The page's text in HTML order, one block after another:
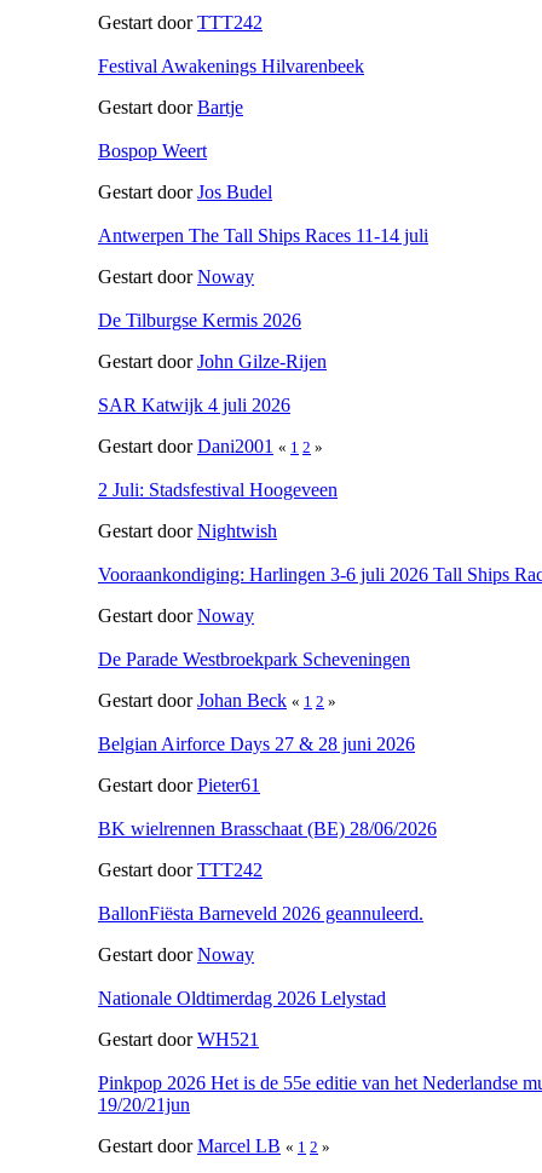
Gestart doorTTT242
Festival Awakenings Hilvarenbeek
Gestart doorBartje
Bospop Weert
Gestart doorJos Budel
Antwerpen The Tall Ships Races 11-14 juli
Gestart doorNoway
De Tilburgse Kermis 2026
Gestart doorJohn Gilze-Rijen
SAR Katwijk 4 juli 2026
Gestart doorDani2001 « 1 2 »
2 Juli: Stadsfestival Hoogeveen
Gestart doorNightwish
Vooraankondiging: Harlingen 3-6 juli 2026 Tall Ships
Gestart doorNoway
De Parade Westbroekpark Scheveningen
Gestart doorJohan Beck « 1 2 »
Belgian Airforce Days 27 & 28 juni 2026
Gestart doorPieter61
BK wielrennen Brasschaat (BE) 28/06/2026
Gestart doorTTT242
BallonFiësta Barneveld 2026 geannuleerd.
Gestart doorNoway
Nationale Oldtimerdag 2026 Lelystad
Gestart doorWH521
Pinkpop 2026 Het is de 55e editie van het Nederlandse
19/20/21jun
Gestart doorMarcel LB « 1 2 »